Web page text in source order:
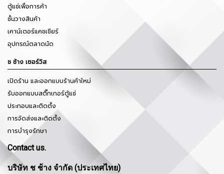
ตู้แช่เพื่อการค้า
ชั้นวางสินค้า
เคาน์เตอร์แคชเชียร์
อุปกรณ์ตลาดนัด
ช ช้าง เซอร์วิส
เปิดร้าน และออกแบบร้านค้าใหม่
รับออกแบบสติ๊กเกอร์ตู้แช่
ประกอบและติดตั้ง
การจัดส่งและติดตั้ง
การบำรุงรักษา
Contact us.
บริษัท ช ช้าง จำกัด (ประเทศไทย)